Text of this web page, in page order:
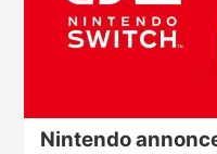
Nintendo